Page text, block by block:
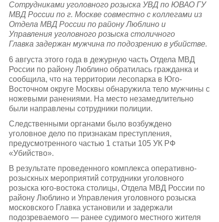
Сотрудниками уголовного розыска УВД по ЮВАО ГУ
МВД России по г. Москве совместно с коллегами из
Отдела МВД России по району Люблино и
Управления уголовного розыска столичного
Главка задержан мужчина по подозрению в убийстве.
6 августа этого года в дежурную часть Отдела МВД
России по району Люблино обратилась гражданка и
сообщила, что на территории лесопарка в Юго-
Восточном округе Москвы обнаружила тело мужчины с
ножевыми ранениями. На место незамедлительно
были направлены сотрудники полиции.
Следственными органами было возбуждено
уголовное дело по признакам преступления,
предусмотренного частью 1 статьи 105 УК РФ
«Убийство».
В результате проведенного комплекса оперативно-
розыскных мероприятий сотрудники уголовного
розыска юго-востока столицы, Отдела МВД России по
району Люблино и Управления уголовного розыска
московского Главка установили и задержали
подозреваемого — ранее судимого местного жителя